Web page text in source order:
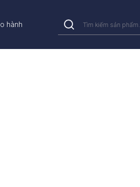
hành